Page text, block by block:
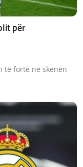
për
të fortë në skenën